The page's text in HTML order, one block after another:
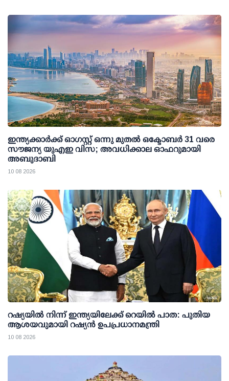
ഇന്ത്യക്കാര്‍ക്ക് ഓഗസ്റ്റ് ഒന്നു മുതല്‍ ഒക്ടോബര്‍ 31 വരെ
സൗജന്യ യുഎഇ വിസ; അവധിക്കാല ഓഫറുമായി
അബുദാബി
10 08 2026
റഷ്യയില്‍ നിന്ന് ഇന്ത്യയിലേക്ക് റെയില്‍ പാത: പുതിയ
ആശയവുമായി റഷ്യന്‍ ഉപപ്രധാനമന്ത്രി
10 08 2026